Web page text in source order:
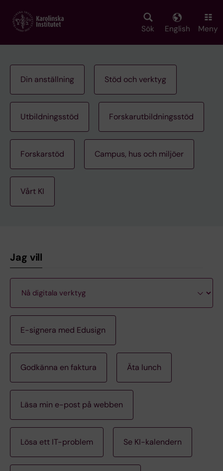
main
Sök English Meny
Din anställning Stöd och verktyg
Utbildningsstöd Forskarutbildningsstöd
Forskarstöd Campus, hus och miljöer
Vårt KI
Jag vill
E-signera med Edusign
Godkänna en faktura Äta lunch
Läsa min e-post på webben
Lösa ett IT-problem Se KI-kalendern